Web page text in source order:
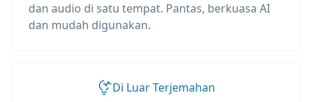
dan audio di satu tempat. Pantas, berkuasa AI
dan mudah digunakan.
Di Luar Terjemahan